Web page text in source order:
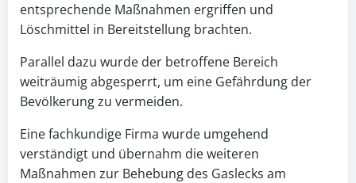
entsprechende Maßnahmen ergriffen und
Löschmittel in Bereitstellung brachten.
Parallel dazu wurde der betroffene Bereich
weiträumig abgesperrt, um eine Gefährdung der
Bevölkerung zu vermeiden.
Eine fachkundige Firma wurde umgehend
verständigt und übernahm die weiteren
Maßnahmen zur Behebung des Gaslecks am